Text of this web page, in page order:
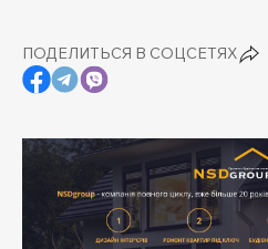
ПОДЕЛИТЬСЯ В СОЦСЕТЯХ